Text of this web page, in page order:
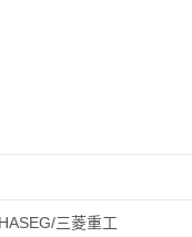
三菱重工